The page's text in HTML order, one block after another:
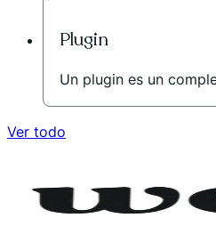
Plugin
Un plugin es un
Ver todo